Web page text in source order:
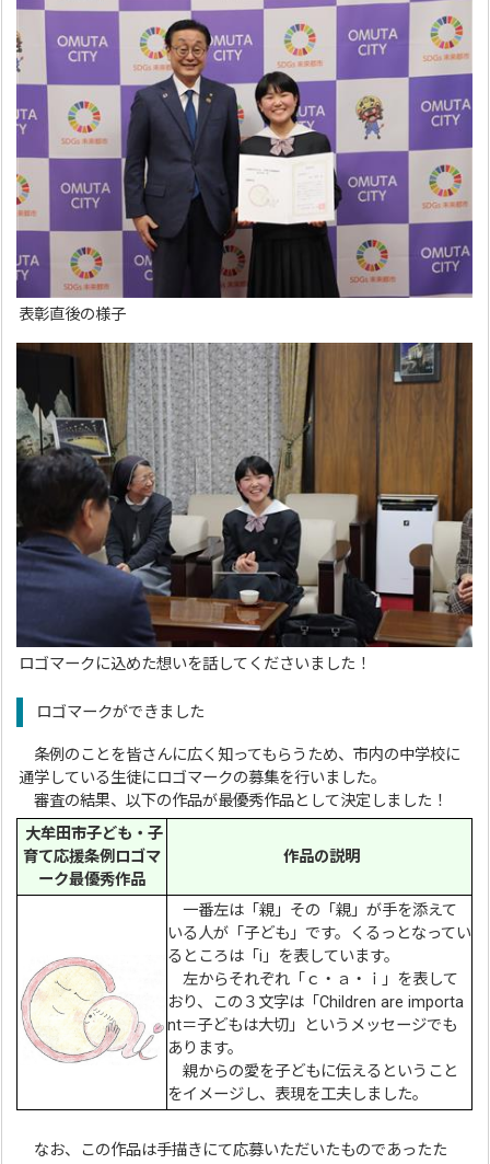
表彰直後の様子
ロゴマークに込めた想いを話してくださいました！
ロゴマークができました
条例のことを皆さんに広く知ってもらうため、市内の中学校に
通学している生徒にロゴマークの募集を行いました。
審査の結果、以下の作品が最優秀作品として決定しました！
大牟田市子ども・子
育て応援条例ロゴマ
ーク最優秀作品
作品の説明
一番左は「親」その「親」が手を添えて
いる人が「子ども」です。くるっとなってい
るところは「i」を表しています。
左からそれぞれ「ｃ・ａ・ｉ」を表して
おり、この３文字は「Children are importa
nt＝子どもは大切」というメッセージでも
あります。
親からの愛を子どもに伝えるということ
をイメージし、表現を工夫しました。
なお、この作品は手描きにて応募いただいたものであったた